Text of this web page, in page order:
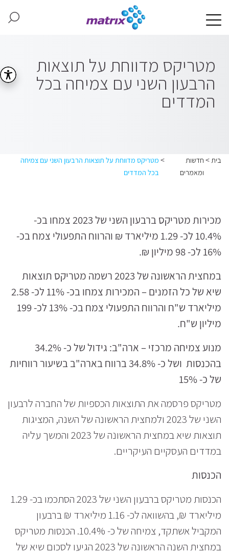
מטריקס מדווחת על תוצאות
הרבעון השני עם צמיחה בכל
המדדים
בית> חדשות
ומאמרים
> מטריקס מדווחת על תוצאות הרבעון השני עם צמיחה
בכל המדדים
מכירות מטריקס ברבעון השני של 2023 צמחו בכ-
10.4% לכ- 1.29 מיליארד ₪ והרווח התפעולי צמח בכ-
16% לכ- 98 מיליון ₪.
במחצית הראשונה של 2023 רשמה מטריקס תוצאות
שיא של כל הזמנים – המכירות צמחו בכ- 11% לכ- 2.58
מיליארד ש"ח והרווח התפעולי צמח בכ- 13% לכ- 199
מיליון ש"ח.
מנוע צמיחה מרכזי – ארה"ב: גידול של כ- 34.2%
בהכנסות ושל כ- 34.8% ברווח בארה"ב בשיעור רווחיות
של כ- 15%
מטריקס פרסמה את התוצאות הכספיות של החברה לרבעון
השני של 2023 ולמחצית הראשונה של השנה, המציגות
תוצאות שיא במחצית הראשונה של 2023 והמשך עליה
במדדים העסקיים העיקריים.
הכנסות
הכנסות מטריקס ברבעון השני של 2023 הסתכמו בכ- 1.29
מיליארד ₪, בהשוואה לכ- 1.16 מיליארד ₪ ברבעון
המקביל אשתקד, צמיחה של כ- 10.4%. הכנסות מטריקס
במחצית השנה הראשונה של 2023 הגיעו לסכום שיא של